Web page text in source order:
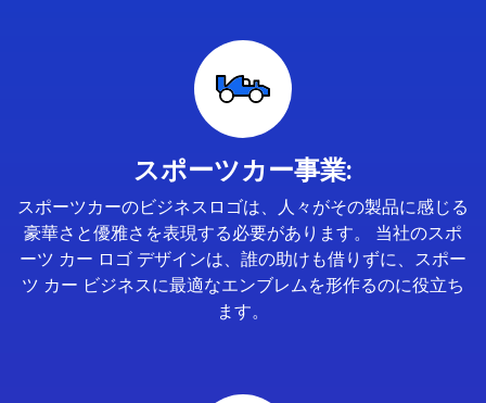
スポーツカー事業:
スポーツカーのビジネスロゴは、人々がその製品に感じる
豪華さと優雅さを表現する必要があります。 当社のスポ
ーツ カー ロゴ デザインは、誰の助けも借りずに、スポー
ツ カー ビジネスに最適なエンブレムを形作るのに役立ち
ます。